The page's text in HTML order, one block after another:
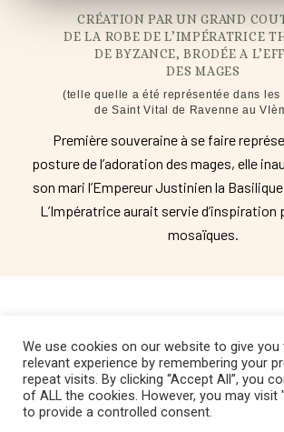
CRÉATION PAR UN GRAND
DE LA ROBE DE L’IMPÉRATRICE
DE BYZANCE, BRODÉE A
DES MAGES
(telle quelle a été représentée dans les
de Saint Vital de Ravenne au
Première souveraine à se faire
posture de l’adoration des mages, elle
son mari l’Empereur Justinien la
L’Impératrice aurait servie d’inspiration
mosaïques.
Copyright © 2022 Fondation
We use cookies on our website to give
relevant experience by remembering your
repeat visits. By clicking “Accept All”, you
of ALL the cookies. However, you may visit
to provide a controlled consent.